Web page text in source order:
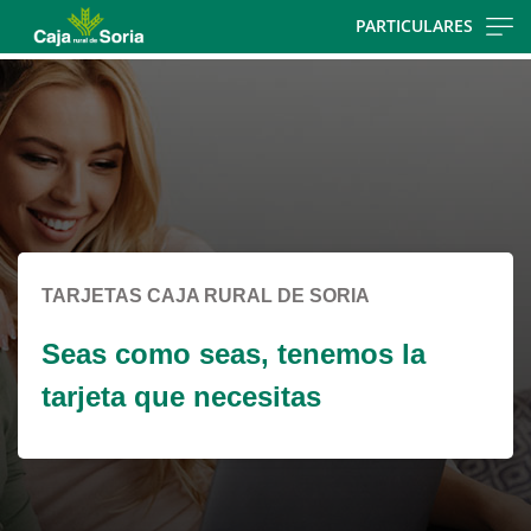
PARTICULARES
Cargando
contenido,
por
favor
espere...
TARJETAS CAJA RURAL DE SORIA
Seas como seas, tenemos la
tarjeta que necesitas